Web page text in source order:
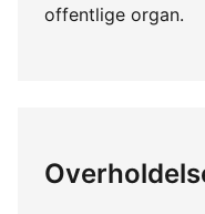
offentlige organ.